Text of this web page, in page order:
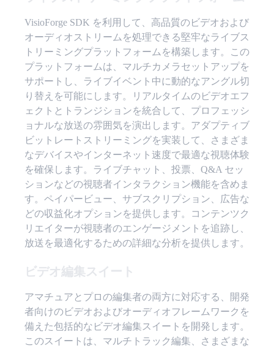
VisioForge SDK を利用して、高品質のビデオおよび
オーディオストリームを処理できる堅牢なライブス
トリーミングプラットフォームを構築します。この
プラットフォームは、マルチカメラセットアップを
サポートし、ライブイベント中に動的なアングル切
り替えを可能にします。リアルタイムのビデオエフ
ェクトとトランジションを統合して、プロフェッシ
ョナルな放送の雰囲気を演出します。アダプティブ
ビットレートストリーミングを実装して、さまざま
なデバイスやインターネット速度で最適な視聴体験
を確保します。ライブチャット、投票、Q&A セッ
ションなどの視聴者インタラクション機能を含めま
す。ペイパービュー、サブスクリプション、広告な
どの収益化オプションを提供します。コンテンツク
リエイターが視聴者のエンゲージメントを追跡し、
放送を最適化するための詳細な分析を提供します。
ビデオ編集スイート
アマチュアとプロの編集者の両方に対応する、開発
者向けのビデオおよびオーディオフレームワークを
備えた包括的なビデオ編集スイートを開発します。
このスイートは、マルチトラック編集、さまざまな